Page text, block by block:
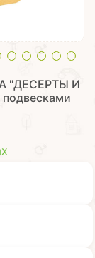
"ДЕСЕРТЫ И